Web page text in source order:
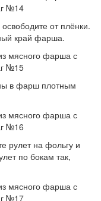
от плёнки.
край фарша.
в фарш плотным
рулет на фольгу и
по бокам так,